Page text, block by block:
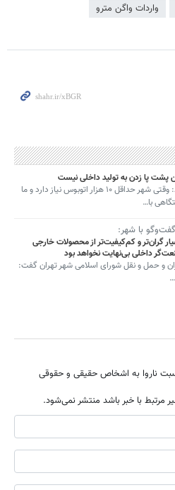
واردات واگن مترو
پشت پا زدن به تولید داخلی نیست
شهردار تهران می‌گوید: وقتی شهر حداقل ۱۰ هزار اتوبوس نیاز دارد و ما
با…
با شهر:
گران‌تر و کم‌کیفیت‌تر از محصولات خارجی
داخلی بی‌نهایت نخواهد بود
و حمل و نقل شورای اسلامی شهر تهران گفت:
ناروا به اشخاص حقیقی و حقوقی
مرتبط با خبر باشد منتشر نمی‌شود.